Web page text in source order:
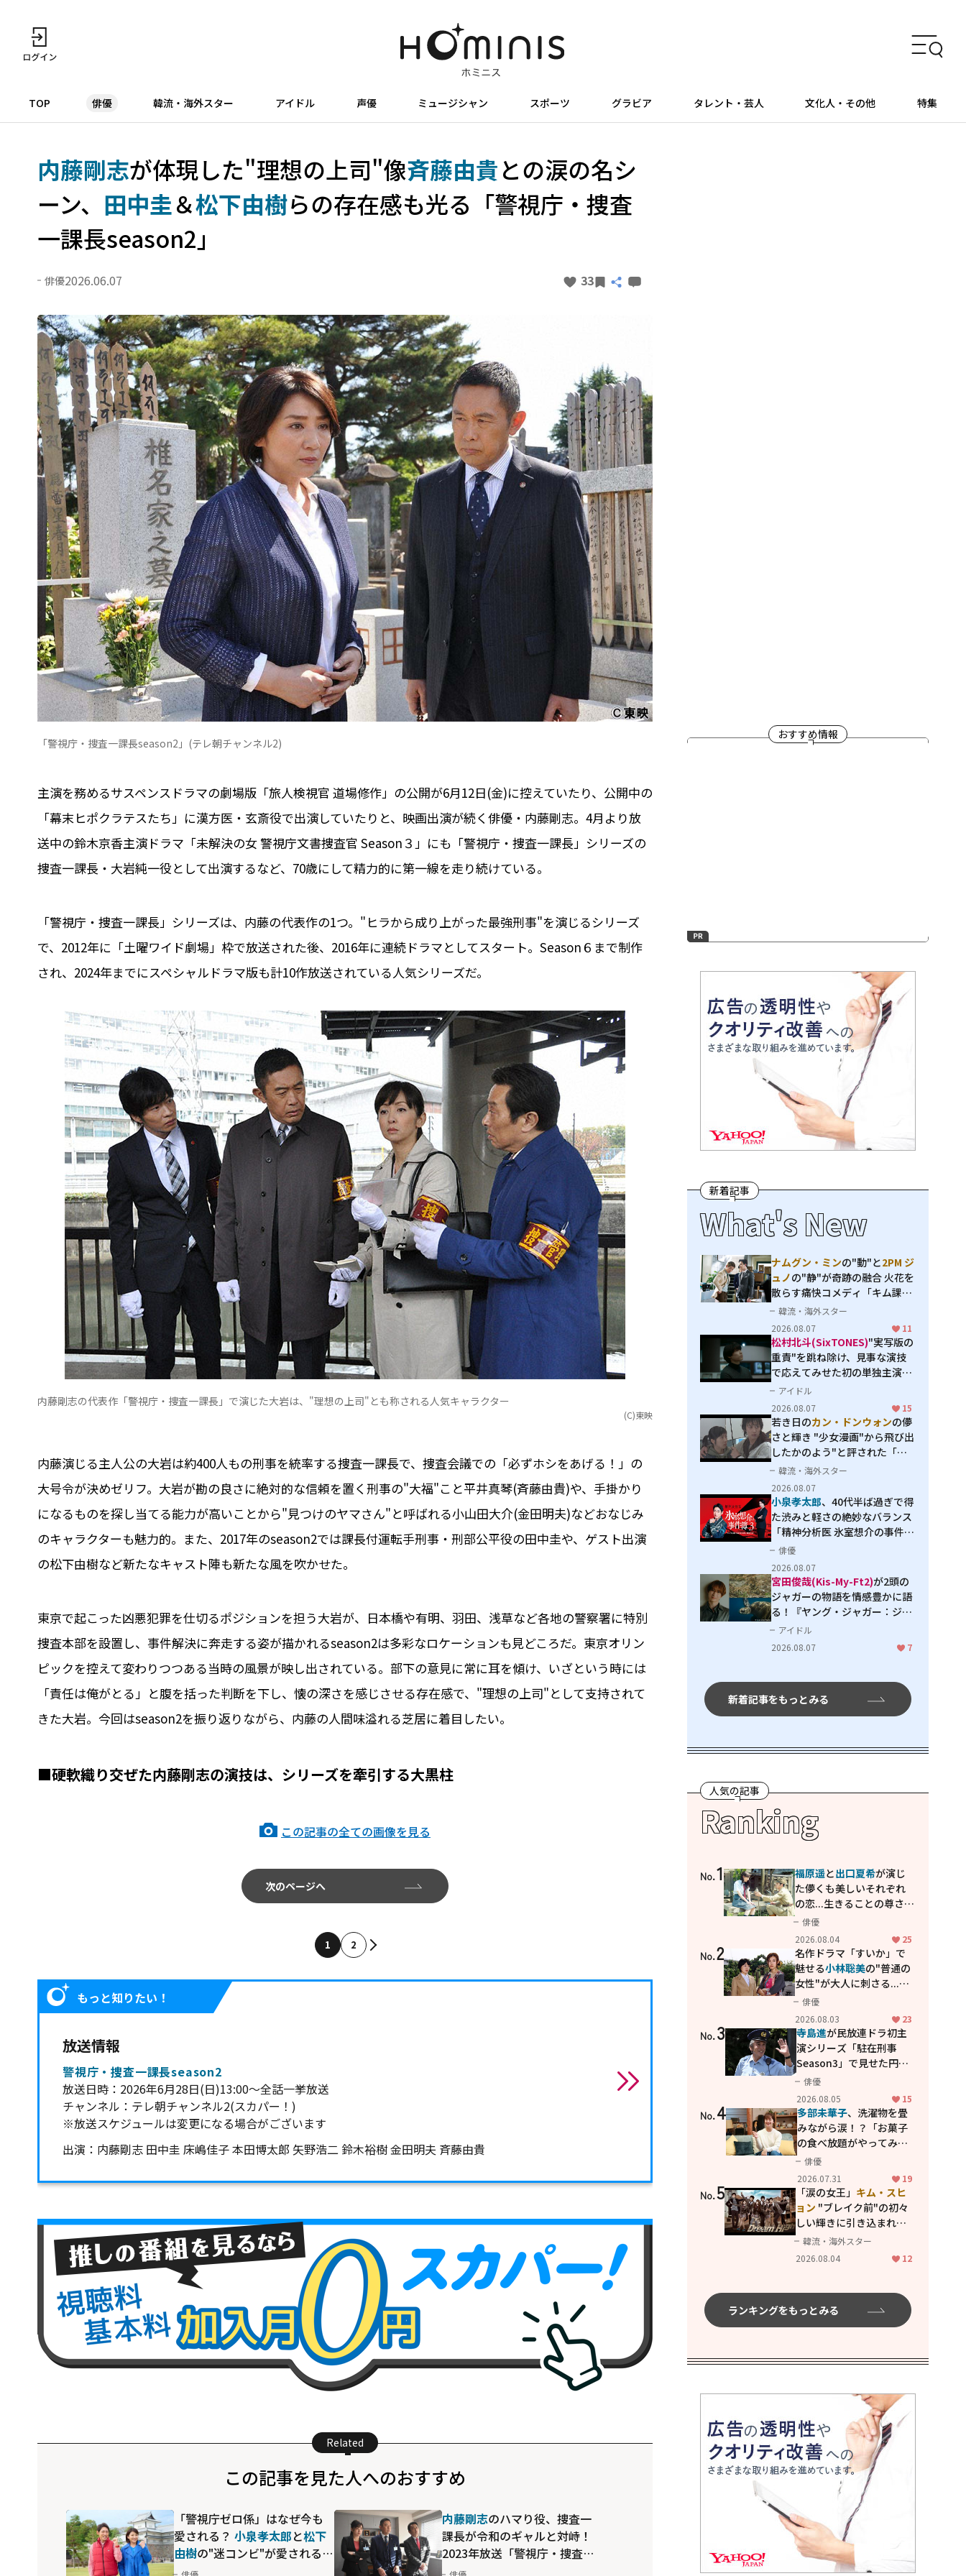
TOP 俳優 韓流・海外スター アイドル 声優 ミュージシャン スポーツ グラビア タレント・芸人 文化人・その他 特集
内藤剛志が体現した"理想の上司"像――斉藤由貴との涙の名シ
ーン、 田中圭＆松下由樹らの存在感も光る「警視庁・捜査
一課長season2」
俳優2026.06.07 33
「警視庁・捜査一課長season2」(テレ朝チャンネル2)
主演を務めるサスペンスドラマの劇場版「旅人検視官 道場修作」の公開が6月12日(金)に控えていたり、公開中の
「幕末ヒポクラテスたち」に漢方医・玄斎役で出演していたりと、映画出演が続く俳優・内藤剛志。4月より放
送中の鈴木京香主演ドラマ「未解決の女 警視庁文書捜査官 Season３」にも「警視庁・捜査一課長」シリーズの
捜査一課長・大岩純一役として出演するなど、70歳にして精力的に第一線を走り続けている。
「警視庁・捜査一課長」シリーズは、内藤の代表作の1つ。"ヒラから成り上がった最強刑事"を演じるシリーズ
で、2012年に「土曜ワイド劇場」枠で放送された後、2016年に連続ドラマとしてスタート。Season６まで制作
され、2024年までにスペシャルドラマ版も計10作放送されている人気シリーズだ。
内藤剛志の代表作「警視庁・捜査一課長」で演じた大岩は、"理想の上司"とも称される人気キャラクター
(C)東映
内藤演じる主人公の大岩は約400人もの刑事を統率する捜査一課長で、捜査会議での「必ずホシをあげる！」の
大号令が決めゼリフ。大岩が勘の良さに絶対的な信頼を置く刑事の"大福"こと平井真琴(斉藤由貴)や、手掛かり
になるものを探し当てる能力が高いことから"見つけのヤマさん"と呼ばれる小山田大介(金田明夫)などおなじみ
のキャラクターも魅力的。また、2017年のseason2では課長付運転手刑事・刑部公平役の田中圭や、ゲスト出演
の松下由樹など新たなキャスト陣も新たな風を吹かせた。
東京で起こった凶悪犯罪を仕切るポジションを担う大岩が、日本橋や有明、羽田、浅草など各地の警察署に特別
捜査本部を設置し、事件解決に奔走する姿が描かれるseason2は多彩なロケーションも見どころだ。東京オリン
ピックを控えて変わりつつある当時の風景が映し出されている。部下の意見に常に耳を傾け、いざという時には
「責任は俺がとる」と腹を括った判断を下し、懐の深さを感じさせる存在感で、"理想の上司"として支持されて
きた大岩。今回はseason2を振り返りながら、内藤の人間味溢れる芝居に着目したい。
■硬軟織り交ぜた内藤剛志の演技は、シリーズを牽引する大黒柱
この記事の全ての画像を見る
次のページへ
1 2
もっと知りたい！
放送情報
警視庁・捜査一課長season2
放送日時：2026年6月28日(日)13:00～全話一挙放送
チャンネル：テレ朝チャンネル2(スカパー！)
※放送スケジュールは変更になる場合がございます
出演：内藤剛志 田中圭 床嶋佳子 本田博太郎 矢野浩二 鈴木裕樹 金田明夫 斉藤由貴
Related
この記事を見た人へのおすすめ
「警視庁ゼロ係」はなぜ今も
愛される？ 小泉孝太郎と松下
由樹の"迷コンビ"が愛される理
由
内藤剛志のハマり役、捜査一
課長が令和のギャルと対峙！
2023年放送「警視庁・捜査一
課長 スペシャル9」
おすすめ情報
新着記事
What's New
ナムグン・ミンの"動"と2PM ジ
ュノの"静"が奇跡の融合 火花を
散らす痛快コメディ「キム課長
とソ理事～Bravo! Your Life
～」
韓流・海外スター
2026.08.07
11
松村北斗(SixTONES)"実写版の
重責"を跳ね除け、見事な演技
で応えてみせた初の単独主演映
画「秒速5センチメートル」
アイドル
2026.08.07
15
若き日のカン・ドンウォンの儚
さと輝き "少女漫画"から飛び出
したかのよう"と評された「オ
オカミの誘惑」
韓流・海外スター
2026.08.07
小泉孝太郎、40代半ば過ぎで得
た渋みと軽さの絶妙なバランス
「精神分析医 氷室想介の事件簿
３」で見せる進化
俳優
2026.08.07
宮田俊哉(Kis-My-Ft2)が2頭の
ジャガーの物語を情感豊かに語
る！『ヤング・ジャガー：ジャ
ングル王への道』『ジャガーと
ウミガメの物語：熱帯林の守護
アイドル
2026.08.07
7
新着記事をもっとみる
人気の記事
Ranking
No.1 福原遥と出口夏希が演じ
た儚くも美しいそれぞれ
の恋...生きることの尊さを
教えてくれた映画「あの
花が咲く丘で、君とまた出
会えたら。」
俳優
2026.08.04
25
No.2
名作ドラマ「すいか」で
魅せる小林聡美の"普通の
女性"が大人に刺さる...映
画「かもめ食堂」にも通
じる静かな芝居
俳優
2026.08.03
23
No.3 寺島進が民放連ドラ初主
演シリーズ「駐在刑事
Season3」で見せた円熟
の演技
俳優
2026.08.05
15
No.4 多部未華子、洗濯物を畳
みながら涙！？「お菓子
の食べ放題がやってみた
い」ハンディファン4台の
暑さ対策も明かす
俳優
2026.07.31
19
No.5 「涙の女王」 キム・スヒ
ョン "ブレイク前"の初々
しい輝きに引き込まれ
る...2PM テギョン
共演の青春名作「ドリー
韓流・海外スター
2026.08.04
12
ランキングをもっとみる